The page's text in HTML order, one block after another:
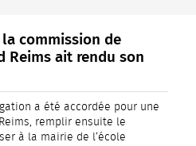
commission de
Reims ait rendu son
a été accordée pour une
remplir ensuite le
à la mairie de l’école